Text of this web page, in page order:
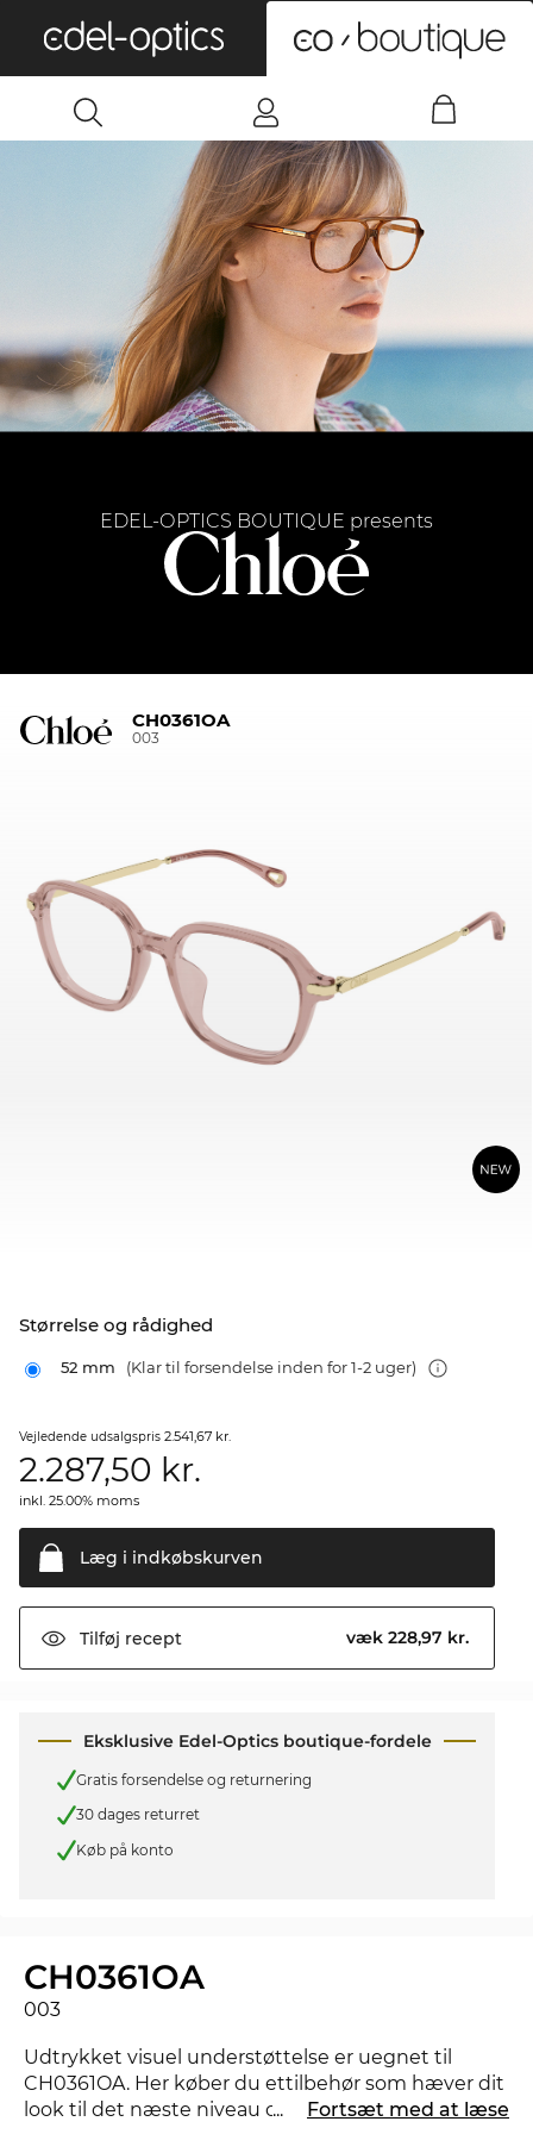
EDEL-OPTICS BOUTIQUE presents
CH0361OA
003
Størrelse og rådighed
52 mm (Klar til forsendelse inden for 1-2 uger)
Vejledende udsalgspris 2.541,67 kr.
2.287,50 kr.
inkl. 25.00% moms
Læg i indkøbskurven
Tilføj recept væk 228,97 kr.
Eksklusive Edel-Optics boutique-fordele
Gratis forsendelse og returnering
30 dages returret
Køb på konto
CH0361OA
003
Udtrykket visuel understøttelse er uegnet til
CH0361OA. Her køber du ettilbehør som hæver dit
look til det næste niveau og viser, at du har styr på
... Fortsæt med at læse